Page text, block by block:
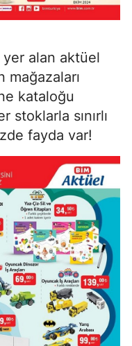
alan aktüel
mağazaları
kataloğu
sınırlı
fayda var!